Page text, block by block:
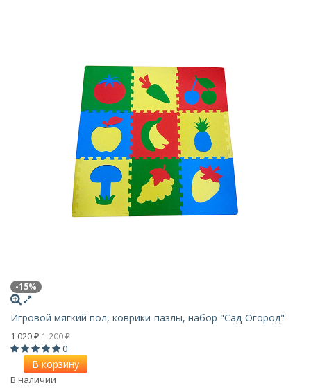
-15%
Игровой мягкий пол, коврики-пазлы, набор "Сад-Огород"
1 020 ₽ 1 200₽
0
В корзину
В наличии